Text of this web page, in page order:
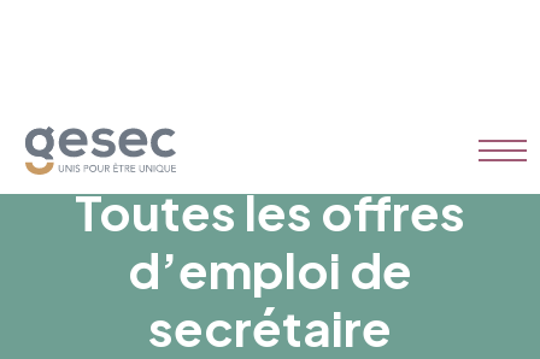
Toutes les offres
d’emploi de
secrétaire